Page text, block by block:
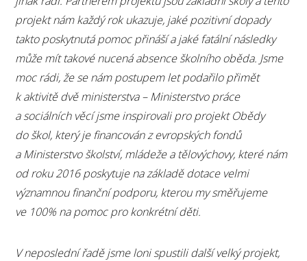
projekt nám každý rok ukazuje, jaké pozitivní dopady
takto poskytnutá pomoc přináší a jaké fatální následky
může mít takové nucená absence školního oběda. Jsme
moc rádi, že se nám postupem let podařilo přimět
k aktivitě dvě ministerstva – Ministerstvo práce
a sociálních věcí jsme inspirovali pro projekt Obědy
do škol, který je financován z evropských fondů
a Ministerstvo školství, mládeže a tělovýchovy, které nám
od roku 2016 poskytuje na základě dotace velmi
významnou finanční podporu, kterou my směřujeme
ve 100% na pomoc pro konkrétní děti.
V neposlední řadě jsme loni spustili další velký projekt,